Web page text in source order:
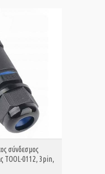
σύνδεσμος
TOOL-0112, 3pin,